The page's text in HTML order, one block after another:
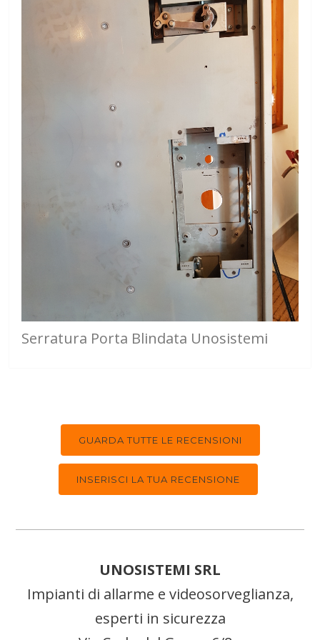
Serratura Porta Blindata Unosistemi
GUARDA TUTTE LE RECENSIONI
INSERISCI LA TUA RECENSIONE
UNOSISTEMI SRL
Impianti di allarme e videosorveglianza,
esperti in sicurezza